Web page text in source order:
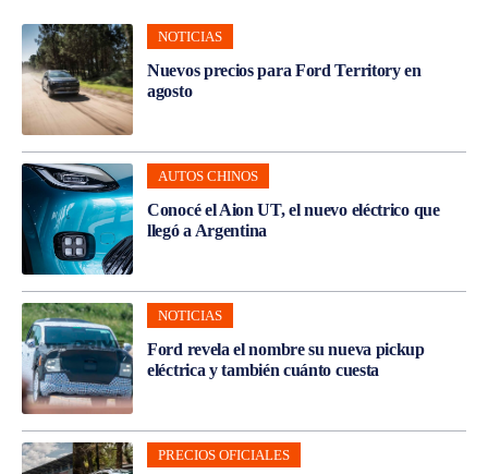
NOTICIAS
Nuevos precios para Ford Territory en
agosto
AUTOS CHINOS
Conocé el Aion UT, el nuevo eléctrico que
llegó a Argentina
NOTICIAS
Ford revela el nombre su nueva pickup
eléctrica y también cuánto cuesta
PRECIOS OFICIALES